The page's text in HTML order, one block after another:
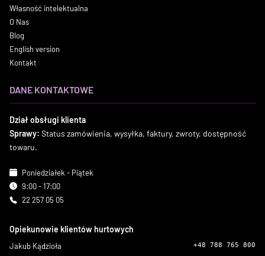
Własność intelektualna
O Nas
Blog
English version
Kontakt
DANE KONTAKTOWE
Dział obsługi klienta
Sprawy: Status zamówienia, wysyłka, faktury, zwroty, dostępność
towaru.
Poniedziałek - Piątek
9:00 - 17:00
22 257 05 05
Opiekunowie klientów hurtowych
Jakub Kądzioła +48 788 765 800